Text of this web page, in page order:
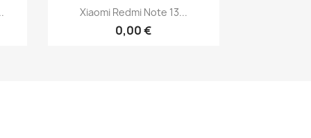
Vista rápida
Xiaomi Redmi Note 13...
0,00 €